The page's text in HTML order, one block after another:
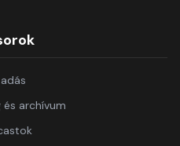
és archívum